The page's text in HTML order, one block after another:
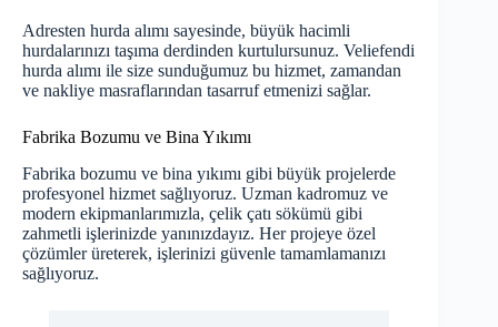
Adresten hurda alımı sayesinde, büyük hacimli
hurdalarınızı taşıma derdinden kurtulursunuz. Veliefendi
hurda alımı ile size sunduğumuz bu hizmet, zamandan
ve nakliye masraflarından tasarruf etmenizi sağlar.
Fabrika Bozumu ve Bina Yıkımı
Fabrika bozumu ve bina yıkımı gibi büyük projelerde
profesyonel hizmet sağlıyoruz. Uzman kadromuz ve
modern ekipmanlarımızla, çelik çatı sökümü gibi
zahmetli işlerinizde yanınızdayız. Her projeye özel
çözümler üreterek, işlerinizi güvenle tamamlamanızı
sağlıyoruz.